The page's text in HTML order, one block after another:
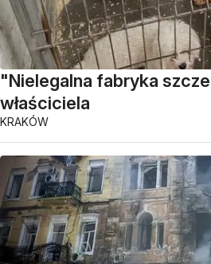
"Nielegalna fabryka
właściciela
KRAKÓW